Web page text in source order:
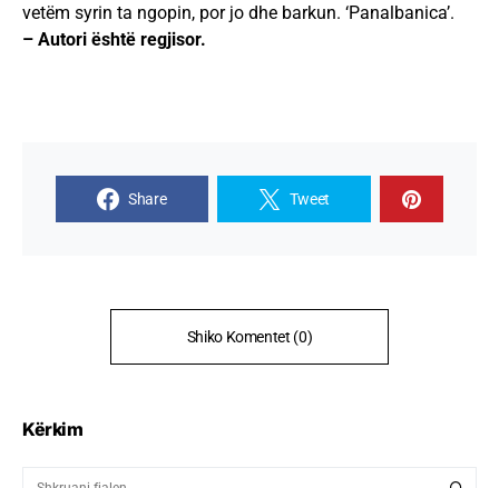
vetëm syrin ta ngopin, por jo dhe barkun. ‘Panalbanica’.
– Autori është regjisor.
Share Tweet
Shiko Komentet (0)
Kërkim